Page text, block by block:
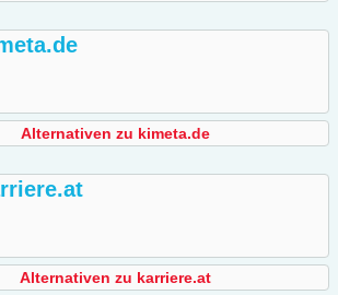
Alternativen zu kimeta.de
Alternativen zu karriere.at